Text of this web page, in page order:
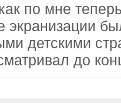
по мне
детскими
до